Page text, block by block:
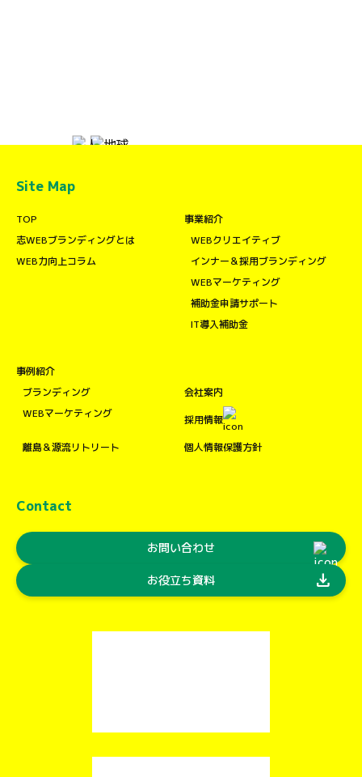
Site Map
TOP
志WEBブランディングとは
WEB力向上コラム
事業紹介
WEBクリエイティブ
インナー＆採用ブランディング
WEBマーケティング
補助金申請サポート
IT導入補助金
事例紹介
ブランディング
WEBマーケティング
離島＆源流リトリート
会社案内
採用情報
個人情報保護方針
Contact
お問い合わせ
お役立ち資料 download